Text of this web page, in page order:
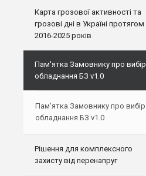
Карта грозової активності та
грозові дні в Україні протягом
2016-2025 років
Пам'ятка Замовнику про вибір
обладнання БЗ v1.0
Пам'ятка Замовнику про вибір
обладнання БЗ v1.0
Рішення для комплексного
захисту від перенапруг